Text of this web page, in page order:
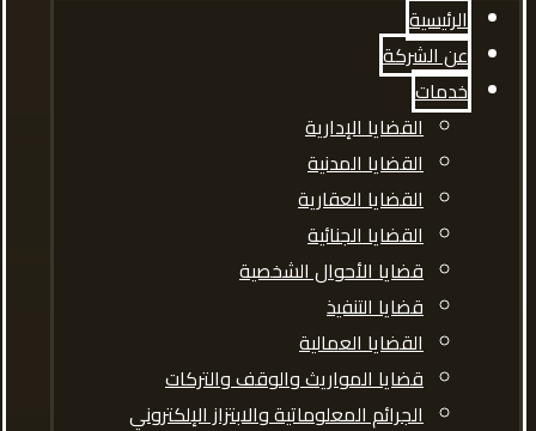
الرئيسية
عن الشركة
خدمات
القضايا الإدارية
القضايا المدنية
القضايا العقارية
القضايا الجنائية
قضايا الأحوال الشخصية
قضايا التنفيذ
القضايا العمالية
قضايا المواريث والوقف والتركات
الجرائم المعلوماتية والابتزاز الإلكتروني